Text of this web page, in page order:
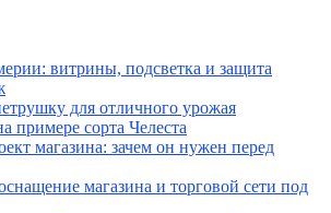
витрины, подсветка и защита
для отличного урожая
примере сорта Челеста
магазина: зачем он нужен перед
магазина и торговой сети под